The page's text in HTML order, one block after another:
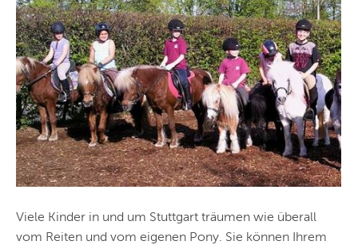
ZÜRICH
ANDERE
REGIONEN
Viele Kinder in und um Stuttgart träumen wie überall
vom Reiten und vom eigenen Pony. Sie können Ihrem